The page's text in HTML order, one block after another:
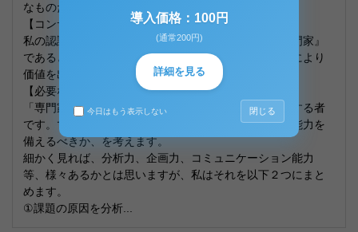
なものだと考えますか。
【コンサルタントのイメージ】
私の認識ではコンサルタントは、『経営課題解決の専門家』
であると考えています。そして専門家として課題解決により
価値を出す事、がその仕事だと考えています。
【必要なもの】
「専門家」とは特定分野の秀でた能力にて価値を提供する者
です。では、経営課題解決の専門家ならばどのような能力を
備えるべきか、を考えます。
細かく見れば、分析力、企画力、コミュニケーション能力
等、様々あるかとは思いますが、私はそれを以下２つにまと
めます。
①課題の原因を分析...
導入価格：100円
(通常200円)
詳細を見る
今日はもう表示しない 閉じる